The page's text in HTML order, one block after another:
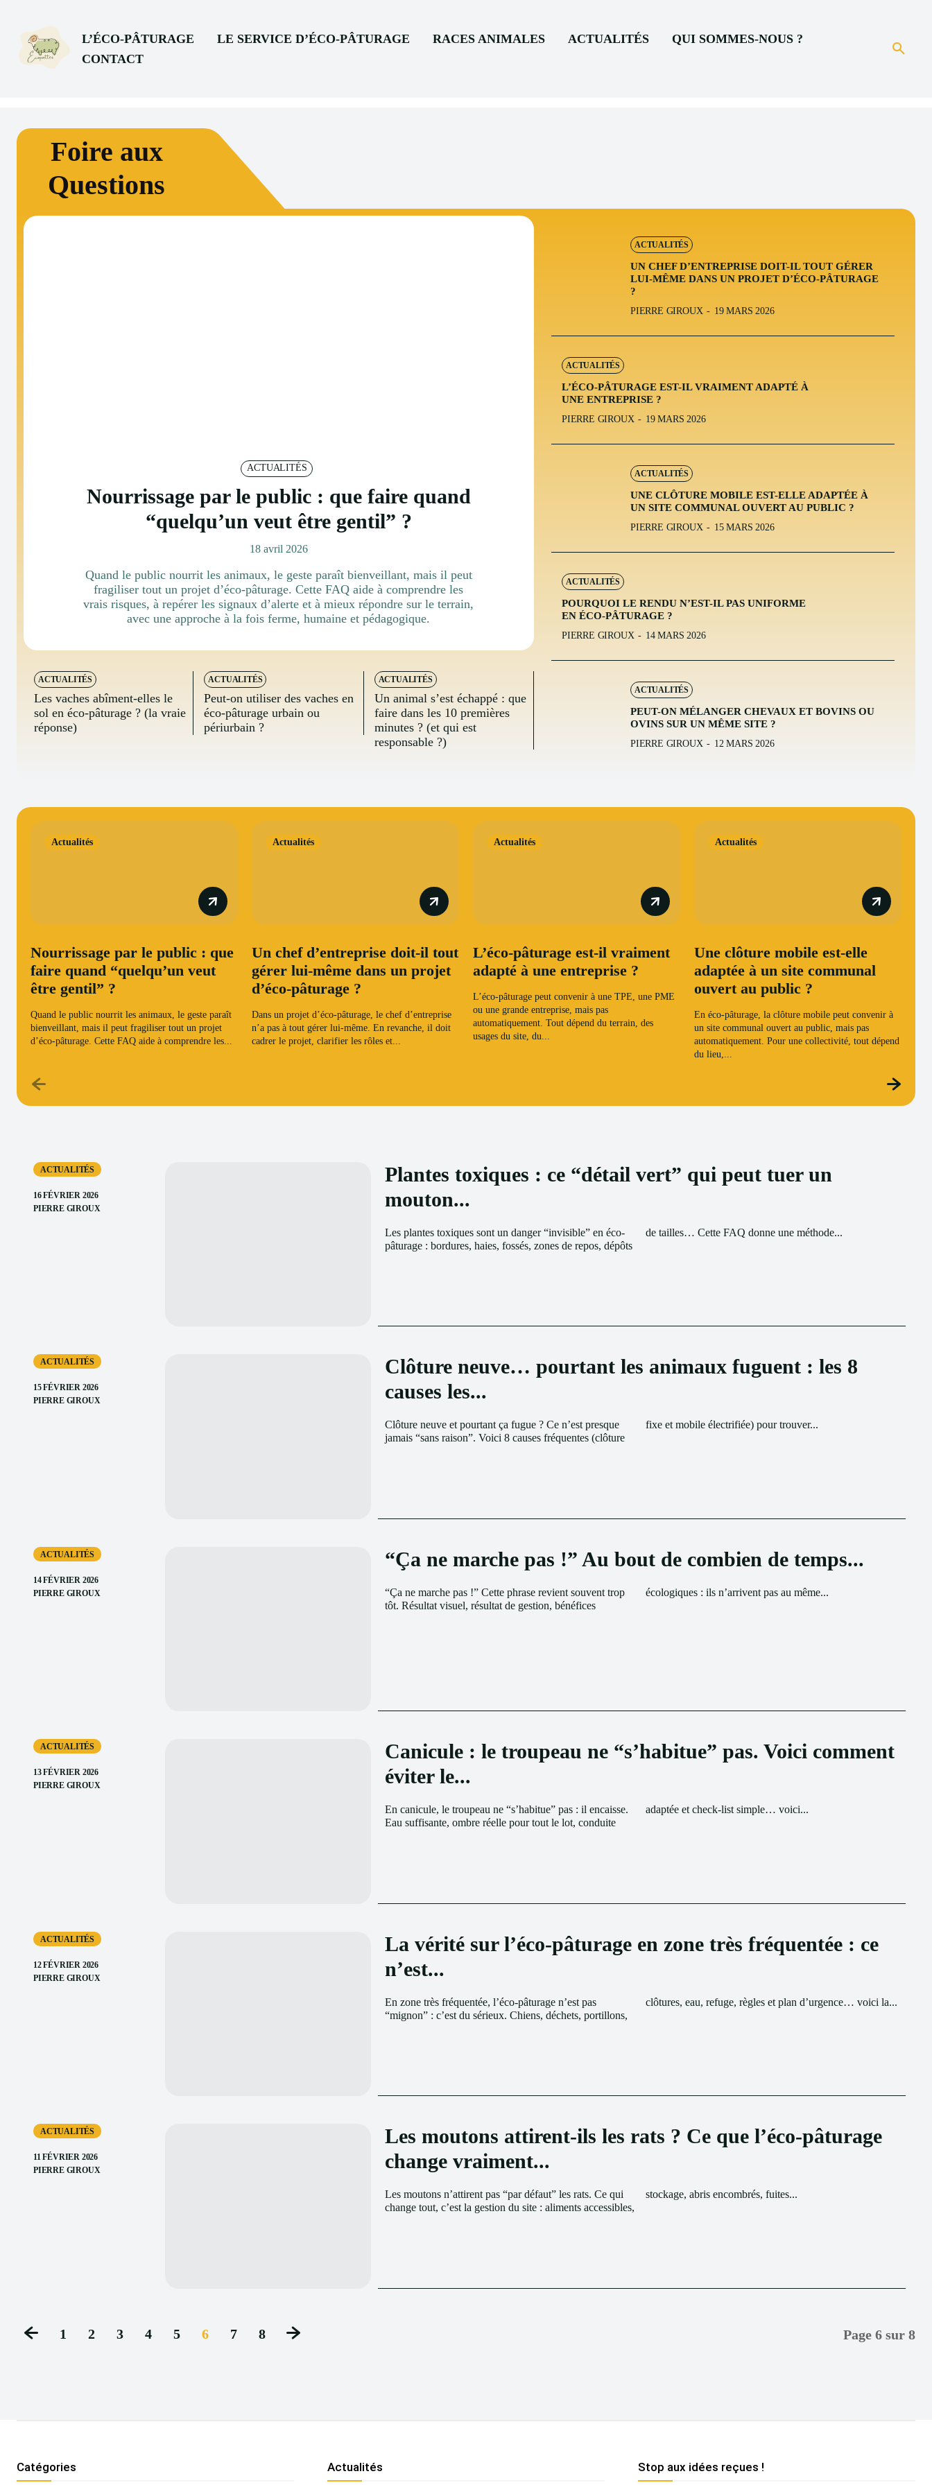
L’ÉCO-PÂTURAGE LE SERVICE D’ÉCO-PÂTURAGE RACES ANIMALES ACTUALITÉS
QUI SOMMES-NOUS ?
CONTACT
Foire aux
Questions
ACTUALITÉS
Nourrissage par le public : que faire quand
“quelqu’un veut être gentil” ?
18 avril 2026
Quand le public nourrit les animaux, le geste paraît bienveillant, mais il peut
fragiliser tout un projet d’éco-pâturage. Cette FAQ aide à comprendre les
vrais risques, à repérer les signaux d’alerte et à mieux répondre sur le terrain,
avec une approche à la fois ferme, humaine et pédagogique.
ACTUALITÉS
Les vaches abîment-elles le
sol en éco-pâturage ? (la vraie
réponse)
ACTUALITÉS
Peut-on utiliser des vaches en
éco-pâturage urbain ou
périurbain ?
ACTUALITÉS
Un animal s’est échappé : que
faire dans les 10 premières
minutes ? (et qui est
responsable ?)
ACTUALITÉS
UN CHEF D’ENTREPRISE DOIT-IL TOUT GÉRER
LUI-MÊME DANS UN PROJET D’ÉCO-PÂTURAGE
?
PIERRE GIROUX - 19 MARS 2026
ACTUALITÉS
L’ÉCO-PÂTURAGE EST-IL VRAIMENT ADAPTÉ À
UNE ENTREPRISE ?
PIERRE GIROUX - 19 MARS 2026
ACTUALITÉS
UNE CLÔTURE MOBILE EST-ELLE ADAPTÉE À
UN SITE COMMUNAL OUVERT AU PUBLIC ?
PIERRE GIROUX - 15 MARS 2026
ACTUALITÉS
POURQUOI LE RENDU N’EST-IL PAS UNIFORME
EN ÉCO-PÂTURAGE ?
PIERRE GIROUX - 14 MARS 2026
ACTUALITÉS
PEUT-ON MÉLANGER CHEVAUX ET BOVINS OU
OVINS SUR UN MÊME SITE ?
PIERRE GIROUX - 12 MARS 2026
Actualités
Nourrissage par le public : que
faire quand “quelqu’un veut
être gentil” ?
Quand le public nourrit les animaux, le geste paraît
bienveillant, mais il peut fragiliser tout un projet
d’éco-pâturage. Cette FAQ aide à comprendre les...
Actualités
Un chef d’entreprise doit-il tout
gérer lui-même dans un projet
d’éco-pâturage ?
Dans un projet d’éco-pâturage, le chef d’entreprise
n’a pas à tout gérer lui-même. En revanche, il doit
cadrer le projet, clarifier les rôles et...
Actualités
L’éco-pâturage est-il vraiment
adapté à une entreprise ?
L’éco-pâturage peut convenir à une TPE, une PME
ou une grande entreprise, mais pas
automatiquement. Tout dépend du terrain, des
usages du site, du...
Actualités
Une clôture mobile est-elle
adaptée à un site communal
ouvert au public ?
En éco-pâturage, la clôture mobile peut convenir à
un site communal ouvert au public, mais pas
automatiquement. Pour une collectivité, tout dépend
du lieu,...
ACTUALITÉS
16 FÉVRIER 2026
PIERRE GIROUX
Plantes toxiques : ce “détail vert” qui peut tuer un
mouton...
Les plantes toxiques sont un danger “invisible” en éco-
pâturage : bordures, haies, fossés, zones de repos, dépôts
de tailles… Cette FAQ donne une méthode...
ACTUALITÉS
15 FÉVRIER 2026
PIERRE GIROUX
Clôture neuve… pourtant les animaux fuguent : les 8
causes les...
Clôture neuve et pourtant ça fugue ? Ce n’est presque
jamais “sans raison”. Voici 8 causes fréquentes (clôture
fixe et mobile électrifiée) pour trouver...
ACTUALITÉS
14 FÉVRIER 2026
PIERRE GIROUX
“Ça ne marche pas !” Au bout de combien de temps...
“Ça ne marche pas !” Cette phrase revient souvent trop
tôt. Résultat visuel, résultat de gestion, bénéfices
écologiques : ils n’arrivent pas au même...
ACTUALITÉS
13 FÉVRIER 2026
PIERRE GIROUX
Canicule : le troupeau ne “s’habitue” pas. Voici comment
éviter le...
En canicule, le troupeau ne “s’habitue” pas : il encaisse.
Eau suffisante, ombre réelle pour tout le lot, conduite
adaptée et check-list simple… voici...
ACTUALITÉS
12 FÉVRIER 2026
PIERRE GIROUX
La vérité sur l’éco-pâturage en zone très fréquentée : ce
n’est...
En zone très fréquentée, l’éco-pâturage n’est pas
“mignon” : c’est du sérieux. Chiens, déchets, portillons,
clôtures, eau, refuge, règles et plan d’urgence… voici la...
ACTUALITÉS
11 FÉVRIER 2026
PIERRE GIROUX
Les moutons attirent-ils les rats ? Ce que l’éco-pâturage
change vraiment...
Les moutons n’attirent pas “par défaut” les rats. Ce qui
change tout, c’est la gestion du site : aliments accessibles,
stockage, abris encombrés, fuites...
1 2 3 4 5 6 7 8 Page 6 sur 8
Catégories Actualités Stop aux idées reçues !